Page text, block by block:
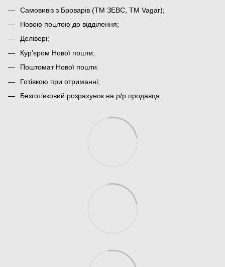
Самовивіз з Броварів (ТМ ЗЕВС, ТМ Vagar);
Новою поштою до відділення;
Делівері;
Кур’єром Нової пошти;
Поштомат Нової пошти.
Готівкою при отриманні;
Безготівковий розрахунок на р/р продавця.